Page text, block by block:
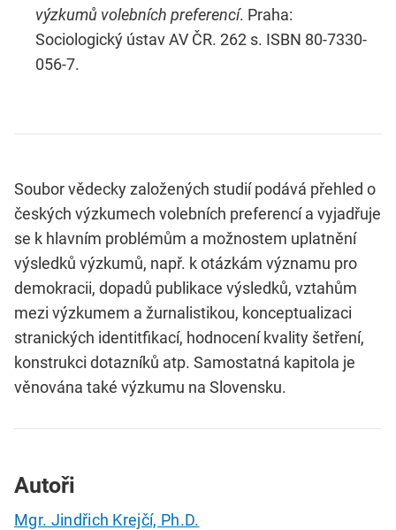
výzkumů volebních preferencí. Praha:
Sociologický ústav AV ČR. 262 s. ISBN 80-7330-
056-7.
Soubor vědecky založených studií podává přehled o
českých výzkumech volebních preferencí a vyjadřuje
se k hlavním problémům a možnostem uplatnění
výsledků výzkumů, např. k otázkám významu pro
demokracii, dopadů publikace výsledků, vztahům
mezi výzkumem a žurnalistikou, konceptualizaci
stranických identitfikací, hodnocení kvality šetření,
konstrukci dotazníků atp. Samostatná kapitola je
věnována také výzkumu na Slovensku.
Autoři
Mgr. Jindřich Krejčí, Ph.D.